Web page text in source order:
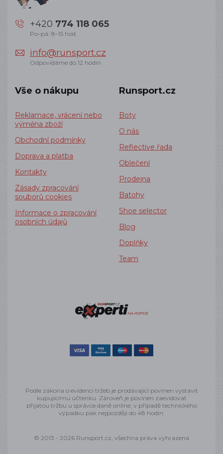
+420 774 118 065
Po–pá: 8–15 hod.
info@runsport.cz
Odpovídáme do 12 hodin
Vše o nákupu
Reklamace, vrácení nebo
výměna zboží
Obchodní podmínky
Doprava a platba
Kontakty
Zásady zpracování
souborů cookies
Informace o zpracování
osobních údajů
Runsport.cz
Boty
O nás
Reflective řada
Oblečení
Prodejna
Batohy
Shoe selector
Blog
Doplňky
Team
Podle zákona o evidenci tržeb je prodávající povinen vystavit
kupujícímu účtenku. Zároveň je povinen zaevidovat
přijatou tržbu u správce daně online; v případě technického
výpadku pak nejpozději do 48 hodin.
© 2013 - 2026 Runsport.cz, všechna práva vyhrazena